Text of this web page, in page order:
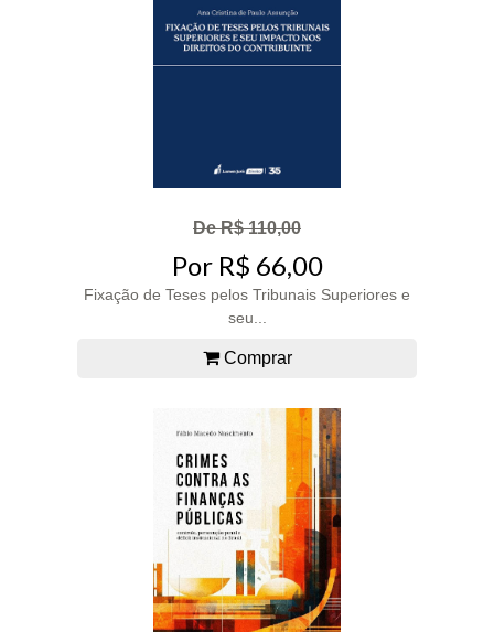
De R$ 110,00
Por R$ 66,00
Fixação de Teses pelos Tribunais Superiores e
seu...
Comprar